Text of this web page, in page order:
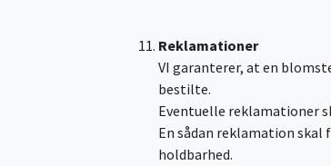
Reklamationer
VI garanterer, at en
bestilte.
Eventuelle reklamationer
En sådan reklamation
holdbarhed.